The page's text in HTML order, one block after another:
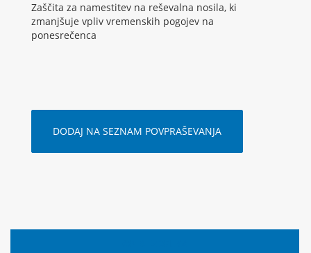
Zaščita za namestitev na reševalna nosila, ki
zmanjšuje vpliv vremenskih pogojev na
ponesrečenca
DODAJ NA SEZNAM POVPRAŠEVANJA